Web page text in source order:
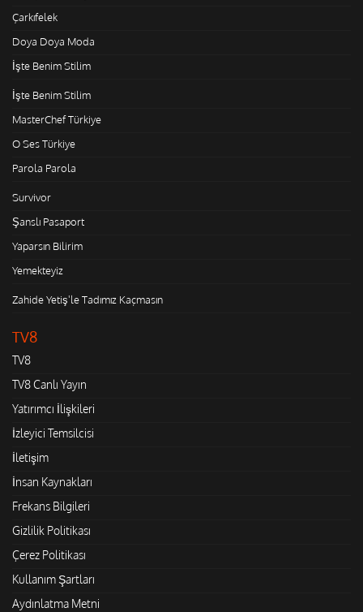
Çarkıfelek
Doya Doya Moda
İşte Benim Stilim
İşte Benim Stilim
MasterChef Türkiye
O Ses Türkiye
Parola Parola
Survivor
Şanslı Pasaport
Yaparsın Bilirim
Yemekteyiz
Zahide Yetiş'le Tadımız Kaçmasın
TV8
TV8
TV8 Canlı Yayın
Yatırımcı İlişkileri
İzleyici Temsilcisi
İletişim
İnsan Kaynakları
Frekans Bilgileri
Gizlilik Politikası
Çerez Politikası
Kullanım Şartları
Aydınlatma Metni